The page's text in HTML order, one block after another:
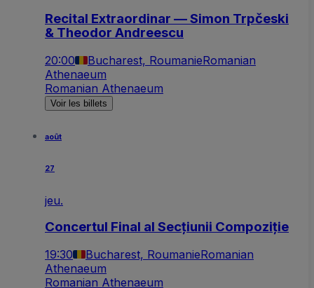
Recital Extraordinar — Simon Trpčeski
& Theodor Andreescu
20:00 Bucharest, RoumanieRomanian
Athenaeum
Romanian Athenaeum
Voir les billets
août
27
jeu.
Concertul Final al Secțiunii Compoziție
19:30 Bucharest, RoumanieRomanian
Athenaeum
Romanian Athenaeum